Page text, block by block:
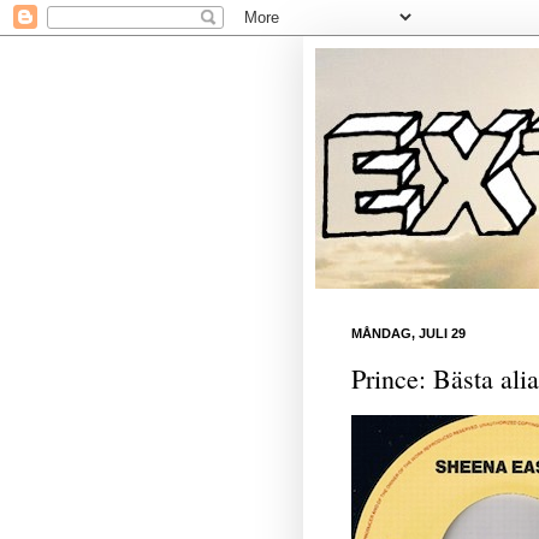
MÅNDAG, JULI 29
Prince: Bästa